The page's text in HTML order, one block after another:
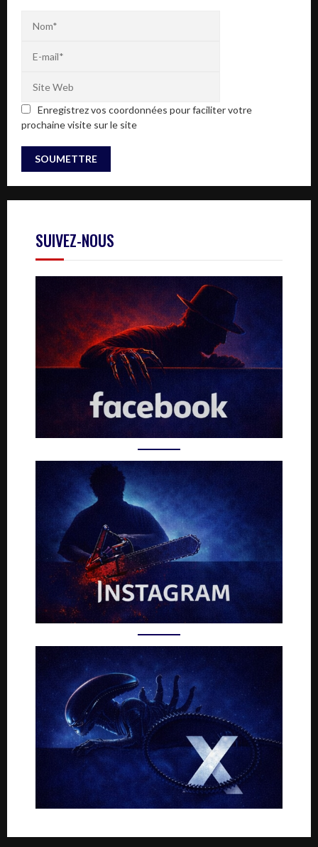
Enregistrez vos coordonnées pour faciliter votre
prochaine visite sur le site
SUIVEZ-NOUS